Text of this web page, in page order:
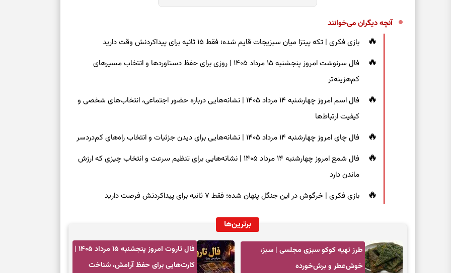
آنچه دیگران می‌خوانند
بازی فکری | تکه پیتزا میان سبزیجات قایم شده؛ فقط ۱۵ ثانیه برای پیداکردنش وقت دارید
فال سرنوشت امروز پنجشنبه ۱۵ مرداد ۱۴۰۵ | روزی برای حفظ دستاوردها و انتخاب مسیرهای
کم‌هزینه‌تر
فال اسم امروز چهارشنبه ۱۴ مرداد ۱۴۰۵ | نشانه‌هایی درباره حضور اجتماعی، انتخاب‌های شخصی و
کیفیت ارتباط‌ها
فال چای امروز چهارشنبه ۱۴ مرداد ۱۴۰۵ | نشانه‌هایی برای دیدن جزئیات و انتخاب راه‌های کم‌دردسر
فال شمع امروز چهارشنبه ۱۴ مرداد ۱۴۰۵ | نشانه‌هایی برای تنظیم سرعت و انتخاب چیزی که ارزش
ماندن دارد
بازی فکری | خرگوش در این جنگل پنهان شده؛ فقط ۷ ثانیه برای پیداکردنش فرصت دارید
برترین‌ها
طرز تهیه کوکو سبزی مجلسی | سبز،
خوش‌عطر و برش‌خورده
فال تاروت امروز پنجشنبه ۱۵ مرداد ۱۴۰۵ |
کارت‌هایی برای حفظ آرامش، شناخت